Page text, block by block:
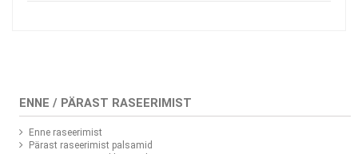
ENNE / PÄRAST RASEERIMIST
Enne raseerimist
Pärast raseerimist palsamid